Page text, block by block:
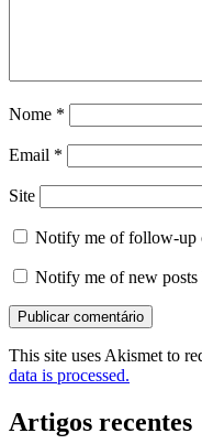
Nome *
Email *
Site
Notify me of follow-up
Notify me of new posts
This site uses Akismet to
data is processed.
Artigos recentes